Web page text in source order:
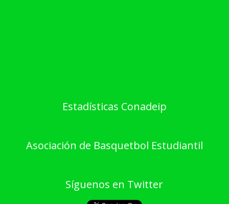
Estadísticas Conadeip
Asociación de Basquetbol Estudiantil
Síguenos en Twitter